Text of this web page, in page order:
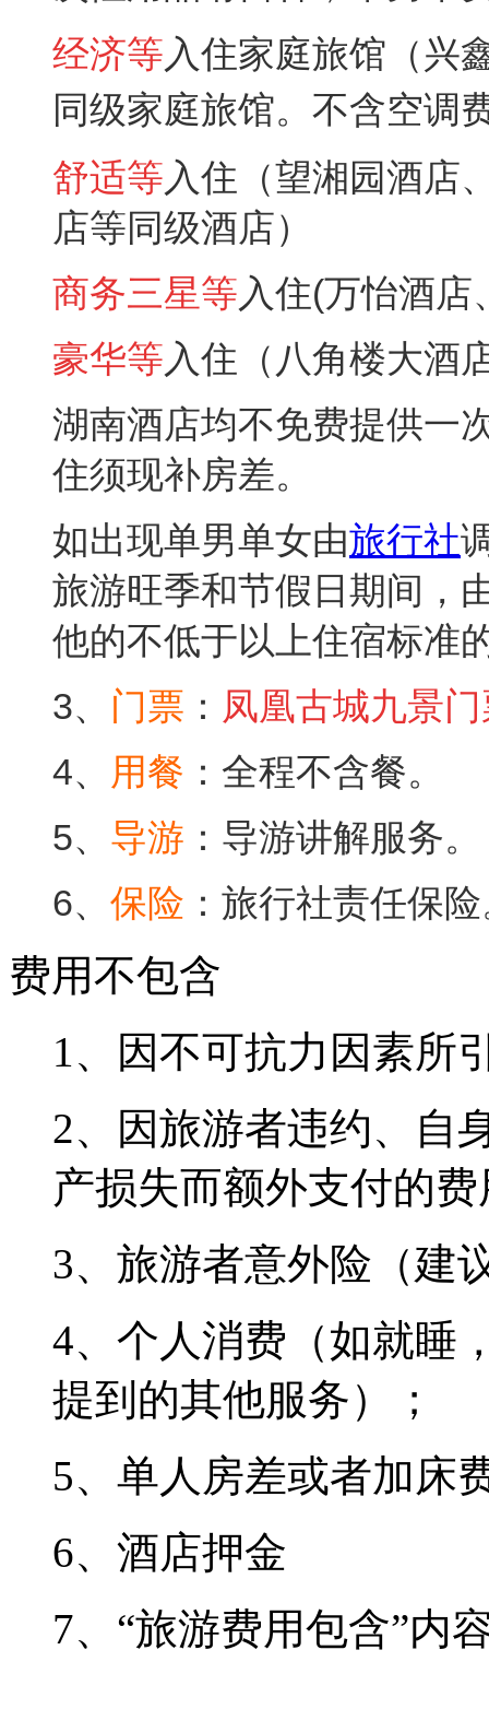
经济等入住家庭旅馆（兴
同级家庭旅馆。不含空调
舒适等入住（望湘园酒店
店等同级酒店）
商务三星等入住(万怡酒店
豪华等入住（八角楼大酒
湖南酒店均不免费提供一
住须现补房差。
如出现单男单女由旅行社
旅游旺季和节假日期间，
他的不低于以上住宿标准
3、 门票 ： 凤凰古城九景
4、
用餐 ：全程不含餐。
5、 导游 ：导游讲解服务。
6、 保险 ：旅行社责任保
费用不包含
1、因不可抗力因素所
2、因旅游者违约、自
产损失而额外支付的
3、旅游者意外险（建
4、个人消费（如就睡
提到的其他服务）；
5、单人房差或者加床
6、酒店押金
7、“旅游费用包含”内